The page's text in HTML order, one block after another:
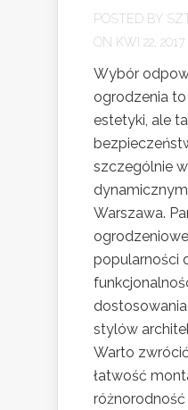
POSTED BY
ON KWI 22, 2017
Wybór
ogrodzenia
estetyki, ale
szczególnie
Warszawa.
popularności
stylów
Warto
łatwość
różnorodność